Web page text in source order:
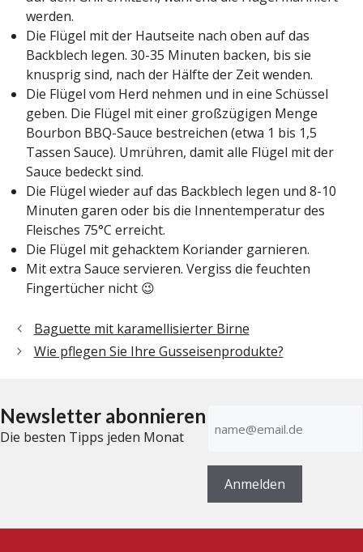
werden.
Die Flügel mit der Hautseite nach oben auf das
Backblech legen. 30-35 Minuten backen, bis sie
knusprig sind, nach der Hälfte der Zeit wenden.
Die Flügel vom Herd nehmen und in eine Schüssel
geben. Die Flügel mit einer großzügigen Menge
Bourbon BBQ-Sauce bestreichen (etwa 1 bis 1,5
Tassen Sauce). Umrühren, damit alle Flügel mit der
Sauce bedeckt sind.
Die Flügel wieder auf das Backblech legen und 8-10
Minuten garen oder bis die Innentemperatur des
Fleisches 75°C erreicht.
Die Flügel mit gehacktem Koriander garnieren.
Mit extra Sauce servieren. Vergiss die feuchten
Fingertücher nicht 😉
Baguette mit karamellisierter Birne
Wie pflegen Sie Ihre Gusseisenprodukte?
Newsletter abonnieren
Die besten Tipps jeden Monat
Mail-
Anmelden